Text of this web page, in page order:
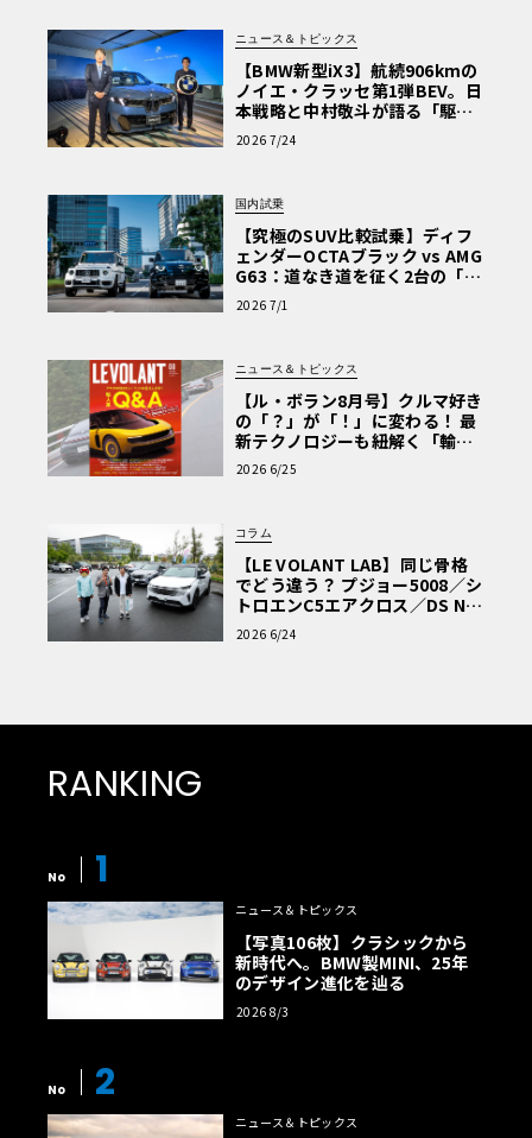
ニュース＆トピックス
【BMW新型iX3】航続906kmの
ノイエ・クラッセ第1弾BEV。日
本戦略と中村敬斗が語る「駆け
ぬける歓び」
2026 7/24
国内試乗
【究極のSUV比較試乗】ディフ
ェンダーOCTAブラック vs AMG
G63：道なき道を征く2台の「対
極的アプローチ」
2026 7/1
ニュース＆トピックス
【ル・ボラン8月号】クルマ好き
の「？」が「！」に変わる！ 最
新テクノロジーも紐解く「輸入
車Q&A」
2026 6/25
コラム
【LE VOLANT LAB】同じ骨格
でどう違う？ プジョー5008／シ
トロエンC5エアクロス／DS Nº4
読者一気乗りレポート
2026 6/24
RANKING
No 1
ニュース＆トピックス
【写真106枚】クラシックから
新時代へ。BMW製MINI、25年
のデザイン進化を辿る
2026 8/3
No 2
ニュース＆トピックス